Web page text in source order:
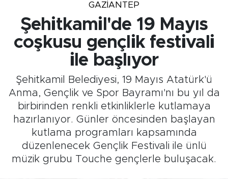
GAZIANTEP
Şehitkamil'de 19 Mayıs
coşkusu gençlik festivali
ile başlıyor
Şehitkamil Belediyesi, 19 Mayıs Atatürk'ü
Anma, Gençlik ve Spor Bayramı'nı bu yıl da
birbirinden renkli etkinliklerle kutlamaya
hazırlanıyor. Günler öncesinden başlayan
kutlama programları kapsamında
düzenlenecek Gençlik Festivali ile ünlü
müzik grubu Touche gençlerle buluşacak.
Tüm Manşetler
Son Dakika Haberleri
Haber Arşivi